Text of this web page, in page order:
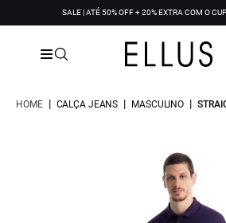
SALE | ATÉ 50% OFF + 20% EXTRA COM O
HOME | CALÇA JEANS | MASCULINO |